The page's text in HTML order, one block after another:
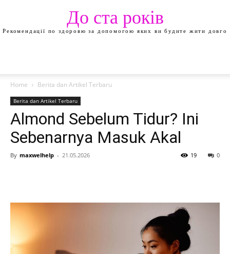
До ста років
Рекомендації по здоровю за допомогою яких ви будите жити довго
Home Berita dan Artikel Terbaru
Berita dan Artikel Terbaru
Almond Sebelum Tidur? Ini
Sebenarnya Masuk Akal
By maxwelhelp - 21.05.2026 0
19